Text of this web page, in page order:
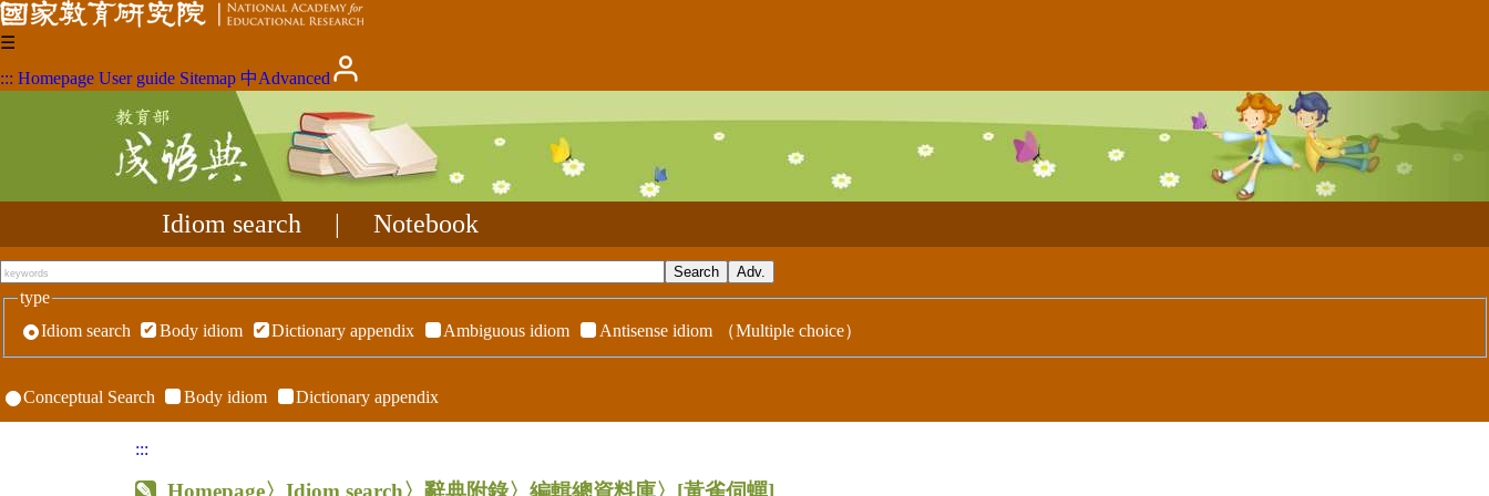
☰
::: Homepage User guide Sitemap 中Advanced
Idiom search Notebook
type
Idiom search
Body idiom Dictionary appendix Ambiguous idiom Antisense idiom （Multiple choice）
Conceptual Search Body idiom Dictionary appendix
:::
Homepage〉Idiom search〉辭典附錄〉編輯總資料庫〉 [黃雀伺蟬]